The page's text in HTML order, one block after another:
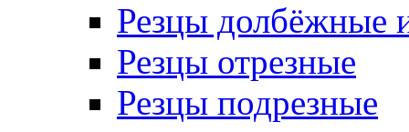
Резцы долбёжные
Резцы отрезные
Резцы подрезные